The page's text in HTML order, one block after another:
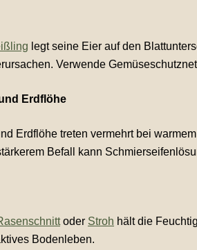
legt seine Eier auf den
Verwende
Erdflöhe
Erdflöhe treten vermehrt bei
Befall kann
oder Stroh hält die
Bodenleben.